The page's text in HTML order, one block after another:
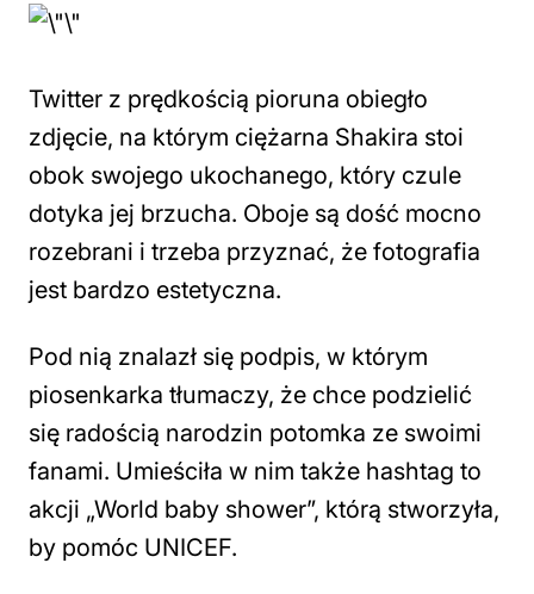
Twitter z prędkością pioruna obiegło
zdjęcie, na którym ciężarna Shakira stoi
obok swojego ukochanego, który czule
dotyka jej brzucha. Oboje są dość mocno
rozebrani i trzeba przyznać, że fotografia
jest bardzo estetyczna.
Pod nią znalazł się podpis, w którym
piosenkarka tłumaczy, że chce podzielić
się radością narodzin potomka ze swoimi
fanami. Umieściła w nim także hashtag to
akcji „World baby shower”, którą stworzyła,
by pomóc UNICEF.